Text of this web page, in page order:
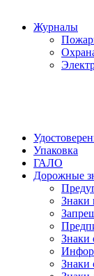
Журналы
Упаковка
ГАЛО
Дорожные
Знаки
Знаки
Знаки